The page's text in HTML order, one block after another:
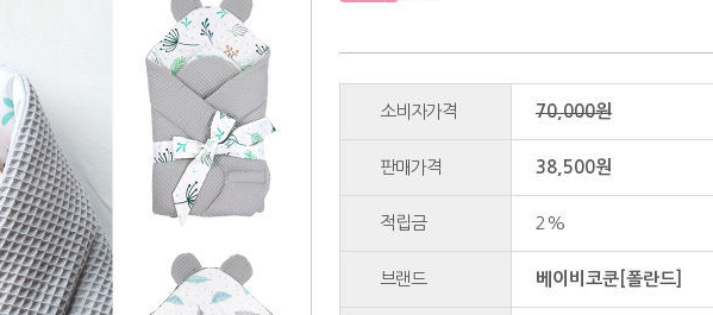
소비자가격 70,000원
판매가격 38,500원
적립금 2%
브랜드 베이비코쿤[폴란드]